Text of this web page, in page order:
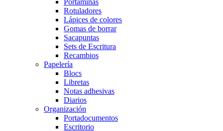
Rotuladores
Lápices de colores
Gomas de borrar
Sacapuntas
Sets de Escritura
Recambios
Papelería
Blocs
Libretas
Notas adhesivas
Diarios
Organización
Portadocumentos
Escritorio